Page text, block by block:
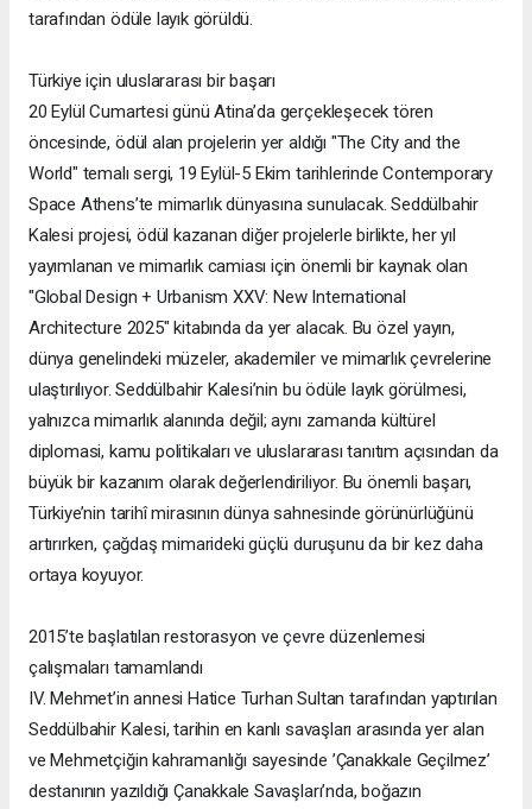
tarafından ödüle layık görüldü.
Türkiye için uluslararası bir başarı
20 Eylül Cumartesi günü Atina’da gerçekleşecek tören
öncesinde, ödül alan projelerin yer aldığı "The City and the
World" temalı sergi, 19 Eylül-5 Ekim tarihlerinde Contemporary
Space Athens’te mimarlık dünyasına sunulacak. Seddülbahir
Kalesi projesi, ödül kazanan diğer projelerle birlikte, her yıl
yayımlanan ve mimarlık camiası için önemli bir kaynak olan
"Global Design + Urbanism XXV: New International
Architecture 2025" kitabında da yer alacak. Bu özel yayın,
dünya genelindeki müzeler, akademiler ve mimarlık çevrelerine
ulaştırılıyor. Seddülbahir Kalesi’nin bu ödüle layık görülmesi,
yalnızca mimarlık alanında değil; aynı zamanda kültürel
diplomasi, kamu politikaları ve uluslararası tanıtım açısından da
büyük bir kazanım olarak değerlendiriliyor. Bu önemli başarı,
Türkiye’nin tarihî mirasının dünya sahnesinde görünürlüğünü
artırırken, çağdaş mimarideki güçlü duruşunu da bir kez daha
ortaya koyuyor.
2015’te başlatılan restorasyon ve çevre düzenlemesi
çalışmaları tamamlandı
IV. Mehmet’in annesi Hatice Turhan Sultan tarafından yaptırılan
Seddülbahir Kalesi, tarihin en kanlı savaşları arasında yer alan
ve Mehmetçiğin kahramanlığı sayesinde ’Çanakkale Geçilmez’
destanının yazıldığı Çanakkale Savaşları’nda, boğazın